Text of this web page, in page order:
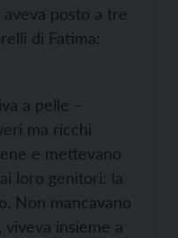
posto a tre
di Fatima:
a pelle –
ma ricchi
e mettevano
loro genitori: la
Non mancavano
insieme a